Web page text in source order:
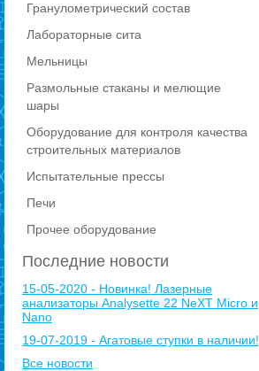
Гранулометрический состав
Лабораторные сита
Мельницы
Размольные стаканы и мелющие
шары
Оборудование для контроля качества
строительных материалов
Испытательные прессы
Печи
Прочее оборудование
Последние новости
15-05-2020 - Новинка! Лазерные
анализаторы Analysette 22 NeXT Micro и
Nano
19-07-2019 - Агатовые ступки в наличии!
Все новости